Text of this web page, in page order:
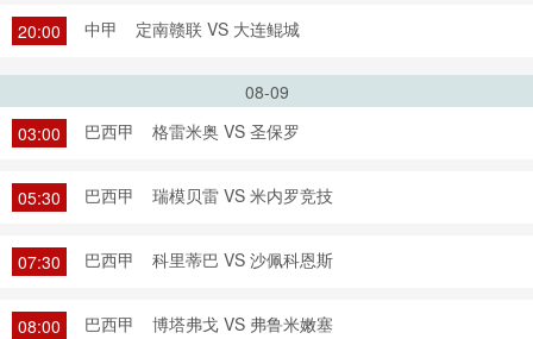
20:00 中甲 定南赣联 VS 大连鲲城
08-09
03:00
巴西甲 格雷米奥 VS 圣保罗
05:30 巴西甲 瑞模贝雷 VS 米内罗竞技
07:30 巴西甲 科里蒂巴 VS 沙佩科恩斯
08:00 巴西甲 博塔弗戈 VS 弗鲁米嫩塞